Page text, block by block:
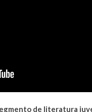
de literatura